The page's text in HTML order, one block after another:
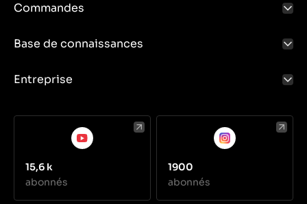
Commandes
Base de connaissances
Entreprise
15,6 k
abonnés
1900
abonnés